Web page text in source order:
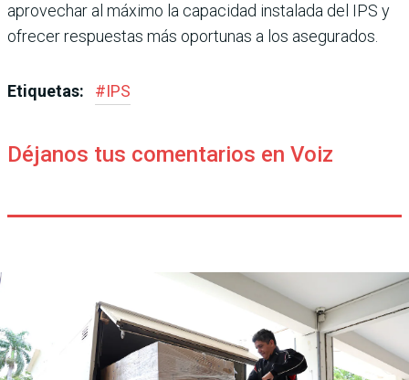
aprovechar al máximo la capacidad instalada del IPS y
ofrecer respuestas más oportunas a los asegurados.
Etiquetas: #IPS
Déjanos tus comentarios en Voiz